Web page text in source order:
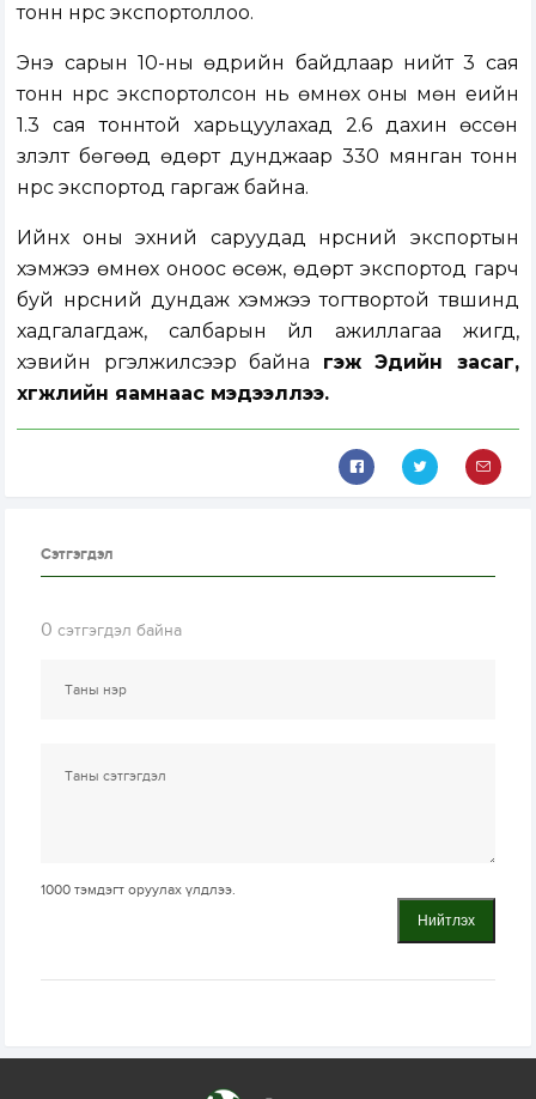
тонн нүүрс экспортоллоо.
Энэ сарын 10-ны өдрийн байдлаар нийт 3 сая
тонн нүүрс экспортолсон нь өмнөх оны мөн үеийн
1.3 сая тоннтой харьцуулахад 2.6 дахин өссөн
үзүүлэлт бөгөөд өдөрт дунджаар 330 мянган тонн
нүүрс экспортод гаргаж байна.
Ийнхүү оны эхний саруудад нүүрсний экспортын
хэмжээ өмнөх оноос өсөж, өдөрт экспортод гарч
буй нүүрсний дундаж хэмжээ тогтвортой түвшинд
хадгалагдаж, салбарын үйл ажиллагаа жигд,
хэвийн үргэлжилсээр байна гэж Эдийн засаг,
xөгжлийн яамнаас мэдээллээ.
Сэтгэгдэл
0 сэтгэгдэл байна
1000 тэмдэгт оруулах үлдлээ.
Нийтлэх